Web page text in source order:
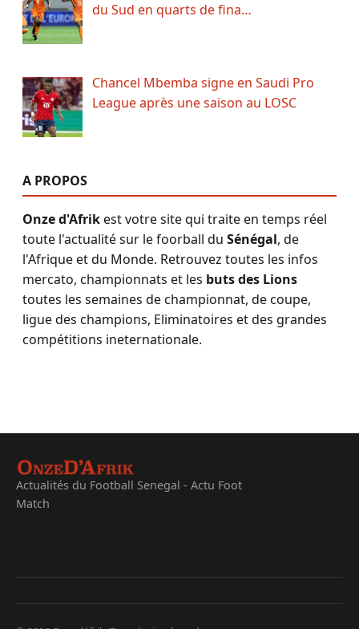
du Sud en quarts de fina…
Chancel Mbemba signe en Saudi Pro
League après une saison au LOSC
A PROPOS
Onze d'Afrikest votre site qui traite en temps réel
toute l'actualité sur le foorball du Sénégal, de
l'Afrique et du Monde. Retrouvez toutes les infos
mercato, championnats et les buts des Lions
toutes les semaines de championnat, de coupe,
ligue des champions, Eliminatoires et des grandes
compétitions ineternationale.
Actualités du Football Senegal - Actu Foot
Match